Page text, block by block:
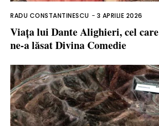
RADU CONSTANTINESCU - 3 APRILIE 2026
Viața lui Dante Alighieri, cel care
ne-a lăsat Divina Comedie